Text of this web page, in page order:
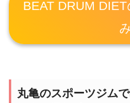
BEAT DRUM
丸亀のスポーツジム